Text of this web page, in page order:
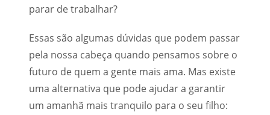
parar de trabalhar?
Essas são algumas dúvidas que podem passar
pela nossa cabeça quando pensamos sobre o
futuro de quem a gente mais ama. Mas existe
uma alternativa que pode ajudar a garantir
um amanhã mais tranquilo para o seu filho: